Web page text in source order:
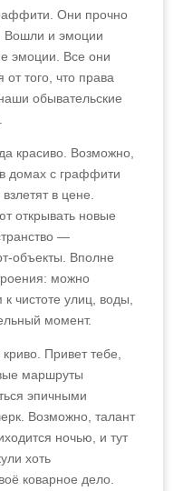
Они прочно
Вошли и эмоции
эмоции. Все они
от того, что права
обывательские
красиво. Возможно,
домах с граффити
в цене.
открывать новые
—
объекты. Вполне
можно
чистоте улиц, воды,
момент.
Привет тебе,
маршруты
эпичными
Возможно, талант
ночью, и тут
хоть
коварное дело.